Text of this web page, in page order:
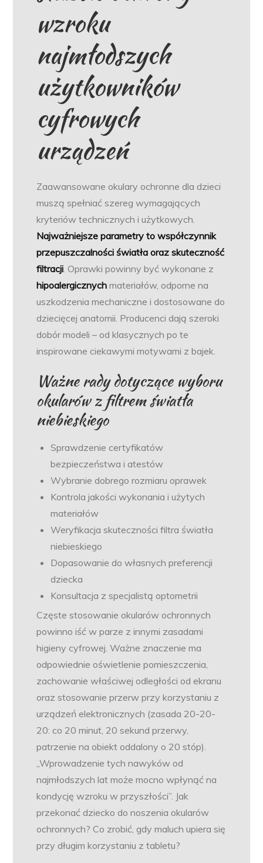
wzroku
najmłodszych
użytkowników
cyfrowych
urządzeń
Zaawansowane okulary ochronne dla dzieci
muszą spełniać szereg wymagających
kryteriów technicznych i użytkowych.
Najważniejsze parametry to współczynnik
przepuszczalności światła oraz skuteczność
filtracji. Oprawki powinny być wykonane z
hipoalergicznych materiałów, odporne na
uszkodzenia mechaniczne i dostosowane do
dziecięcej anatomii. Producenci dają szeroki
dobór modeli – od klasycznych po te
inspirowane ciekawymi motywami z bajek.
Ważne rady dotyczące wyboru
okularów z filtrem światła
niebieskiego
Sprawdzenie certyfikatów
bezpieczeństwa i atestów
Wybranie dobrego rozmiaru oprawek
Kontrola jakości wykonania i użytych
materiałów
Weryfikacja skuteczności filtra światła
niebieskiego
Dopasowanie do własnych preferencji
dziecka
Konsultacja z specjalistą optometrii
Częste stosowanie okularów ochronnych
powinno iść w parze z innymi zasadami
higieny cyfrowej. Ważne znaczenie ma
odpowiednie oświetlenie pomieszczenia,
zachowanie właściwej odległości od ekranu
oraz stosowanie przerw przy korzystaniu z
urządzeń elektronicznych (zasada 20-20-
20: co 20 minut, 20 sekund przerwy,
patrzenie na obiekt oddalony o 20 stóp).
„Wprowadzenie tych nawyków od
najmłodszych lat może mocno wpłynąć na
kondycję wzroku w przyszłości”. Jak
przekonać dziecko do noszenia okularów
ochronnych? Co zrobić, gdy maluch upiera się
przy długim korzystaniu z tabletu?